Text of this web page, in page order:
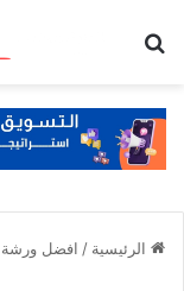
الرئيسية / افضل ورشة